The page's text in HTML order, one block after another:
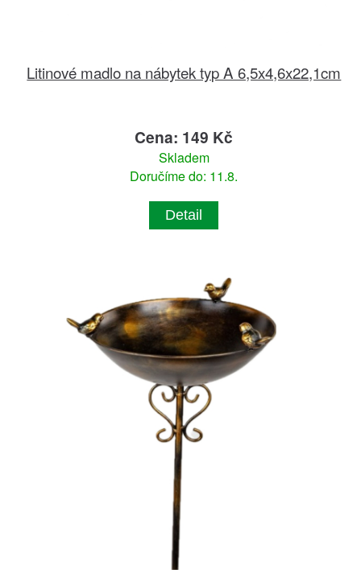
Litinové madlo na nábytek typ A 6,5x4,6x22,1cm
Cena: 149 Kč
Skladem
Doručíme do: 11.8.
Detail